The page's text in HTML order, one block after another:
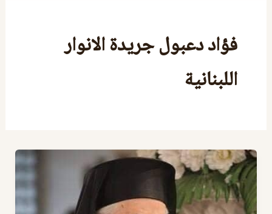
فؤاد دعبول جريدة الانوار
اللبنانية